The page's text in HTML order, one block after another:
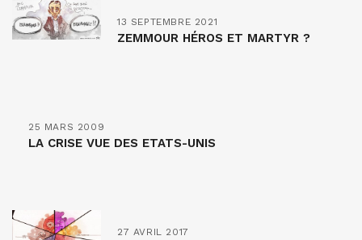
13 SEPTEMBRE 2021
ZEMMOUR HÉROS ET MARTYR ?
25 MARS 2009
LA CRISE VUE DES ETATS-UNIS
27 AVRIL 2017